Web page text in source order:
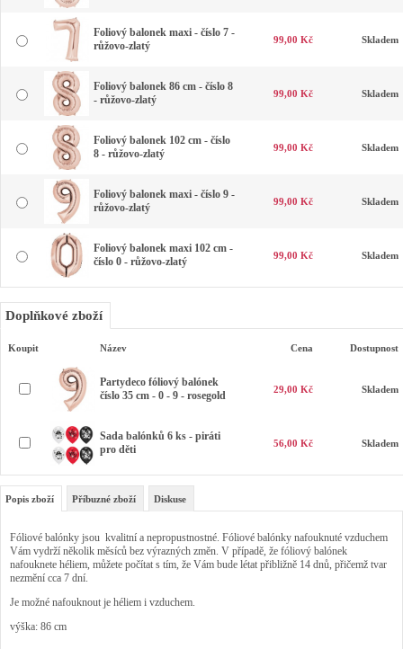
Foliový balonek maxi - číslo 7 -
růžovo-zlatý
99,00 Kč Skladem
Foliový balonek 86 cm - číslo 8
- růžovo-zlatý
99,00 Kč Skladem
Foliový balonek 102 cm - číslo
8 - růžovo-zlatý
99,00 Kč Skladem
Foliový balonek maxi - číslo 9 -
růžovo-zlatý
99,00 Kč Skladem
Foliový balonek maxi 102 cm -
číslo 0 - růžovo-zlatý
99,00 Kč Skladem
Doplňkové zboží
Koupit Název Cena Dostupnost
Partydeco fóliový balónek
číslo 35 cm - 0 - 9 - rosegold
29,00 Kč Skladem
Sada balónků 6 ks - piráti
pro děti
56,00 Kč Skladem
Popis zboží Příbuzné zboží Diskuse
Fóliové balónky jsou kvalitní a nepropustnostné. Fóliové balónky nafouknuté vzduchem
Vám vydrží několik měsíců bez výrazných změn. V případě, že fóliový balónek
nafouknete héliem, můžete počítat s tím, že Vám bude létat přibližně 14 dnů, přičemž tvar
nezmění cca 7 dní.
Je možné nafouknout je héliem i vzduchem.
výška: 86 cm